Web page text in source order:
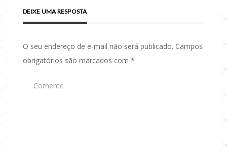
DEIXE UMA RESPOSTA
O seu endereço de e-mail não será publicado. Campos
obrigatórios são marcados com *